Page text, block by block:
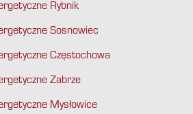
Rybnik
Sosnowiec
Częstochowa
Zabrze
Mysłowice